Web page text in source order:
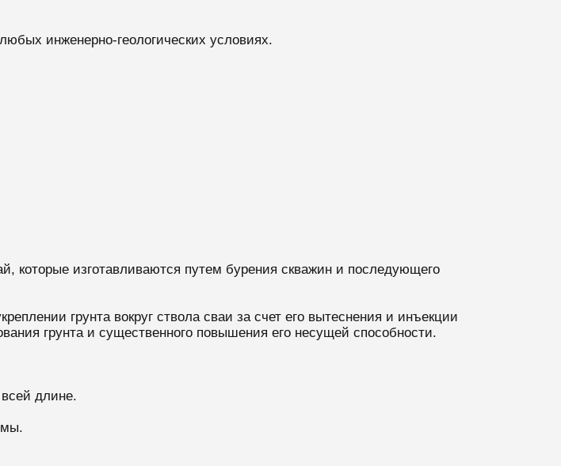
инженерно-геологических условиях.
которые изготавливаются путем бурения скважин и последующего
грунта вокруг ствола сваи за счет его вытеснения и инъекции
грунта и существенного повышения его несущей способности.
длине.